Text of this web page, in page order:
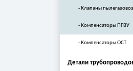
Клапаны
Компенсаторы ПГВУ
Компенсаторы ОСТ
Детали